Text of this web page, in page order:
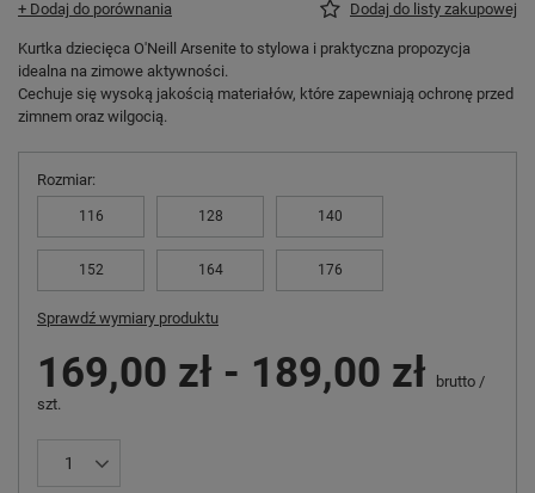
+ Dodaj do porównania Dodaj do listy zakupowej
Kurtka dziecięca O'Neill Arsenite to stylowa i praktyczna propozycja
idealna na zimowe aktywności.
Cechuje się wysoką jakością materiałów, które zapewniają ochronę przed
zimnem oraz wilgocią.
Rozmiar
116 128 140
152 164 176
Sprawdź wymiary produktu
169,00 zł - 189,00 zł brutto /
szt.